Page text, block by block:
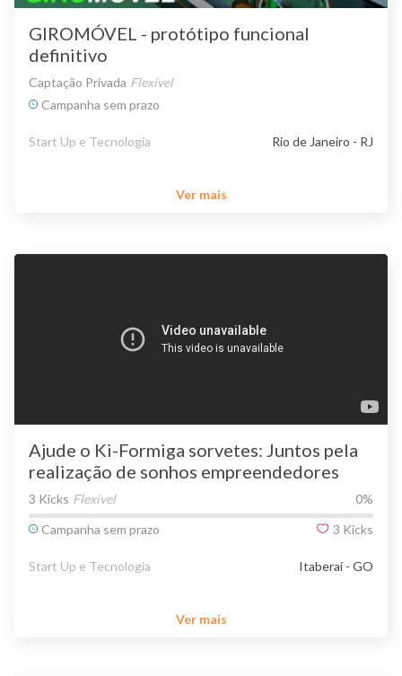
GIROMÓVEL - protótipo funcional
definitivo
Captação Privada Flexível
Campanha sem prazo
Start Up e Tecnologia Rio de Janeiro - RJ
Ver mais
Ajude o Ki-Formiga sorvetes: Juntos pela
realização de sonhos empreendedores
3 Kicks Flexível 0%
Campanha sem prazo
3 Kicks
Start Up e Tecnologia Itaberaí - GO
Ver mais